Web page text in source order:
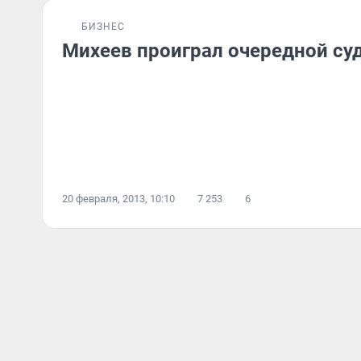
БИЗНЕС
Михеев проиграл очередной
20 февраля, 2013, 10:10 7 253 6